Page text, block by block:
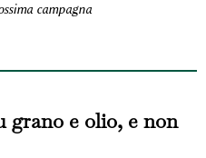
campagna
grano e olio, e non